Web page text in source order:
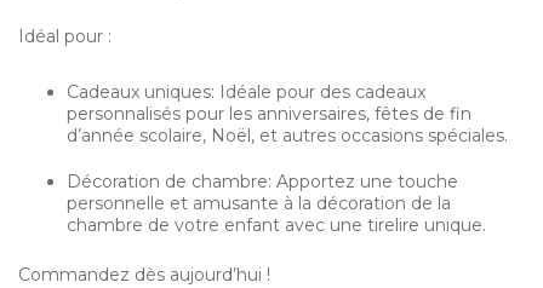
Idéal pour :
Cadeaux uniques: Idéale pour des cadeaux
personnalisés pour les anniversaires, fêtes de fin
d’année scolaire, Noël, et autres occasions spéciales.
Décoration de chambre: Apportez une touche
personnelle et amusante à la décoration de la
chambre de votre enfant avec une tirelire unique.
Commandez dès aujourd’hui !